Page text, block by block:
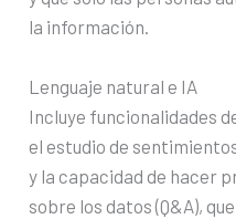
la información.
Lenguaje natural e IA
Incluye funcionalidades
el estudio de
y la capacidad de hacer
sobre los datos (Q&A),